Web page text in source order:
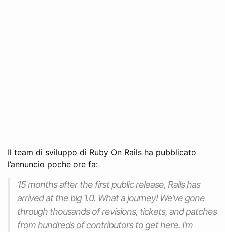
Il team di sviluppo di Ruby On Rails ha pubblicato
l’annuncio poche ore fa:
15 months after the first public release, Rails has
arrived at the big 1.0. What a journey! We’ve gone
through thousands of revisions, tickets, and patches
from hundreds of contributors to get here. I’m